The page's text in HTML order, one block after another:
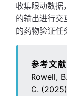
收集眼动数据
的输出进行交
的药物验证任
参考文献
Rowell,
C.